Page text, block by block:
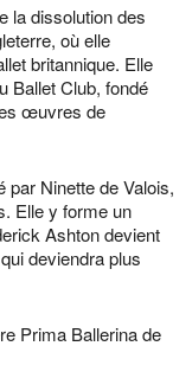
la dissolution des
où elle
britannique. Elle
Ballet Club, fondé
œuvres de
par Ninette de Valois,
Elle y forme un
Ashton devient
deviendra plus
Prima Ballerina de